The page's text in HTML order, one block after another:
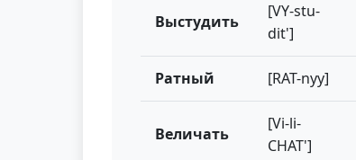
Выстудить
[VY-stu-
dit']
Ратный [RAT-nyy]
Величать
[Vi-li-
CHAT']